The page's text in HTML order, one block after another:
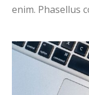
enim. Phasellus